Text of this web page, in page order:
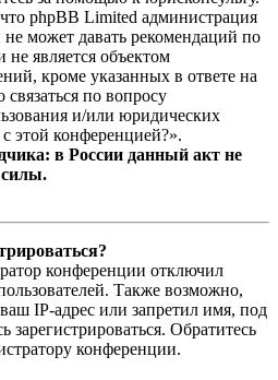
phpBB Limited администрация
может давать рекомендаций по
является объектом
кроме указанных в ответе на
по вопросу
и/или юридических
этой конференцией?».
в России данный акт не
силы.
конференции отключил
Также возможно,
IP-адрес или запретил имя, под
зарегистрироваться. Обратитесь
конференции.